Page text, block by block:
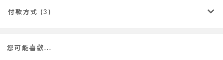
付款方式 (3)
您可能喜歡...